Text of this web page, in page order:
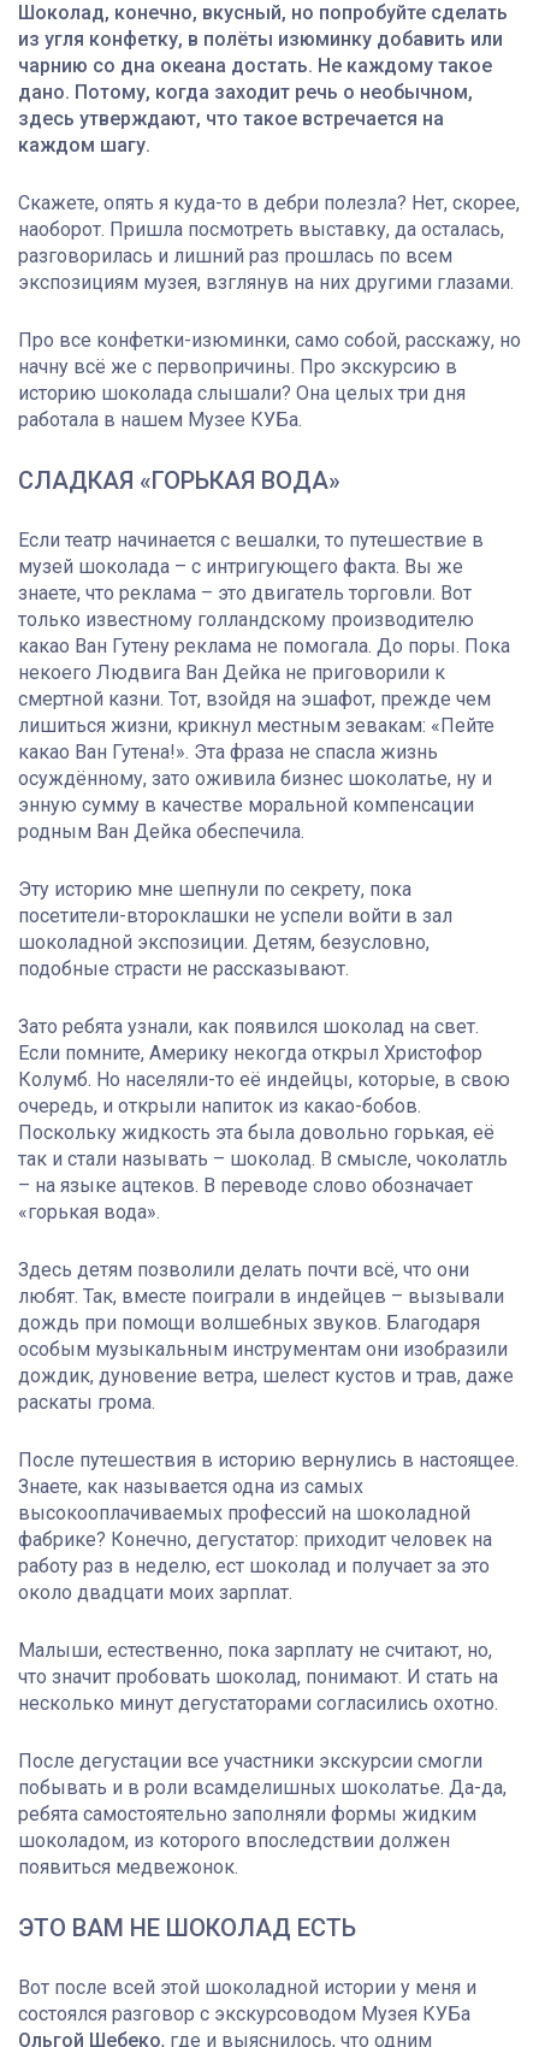
Шоколад, конечно, вкусный, но попробуйте сделать
из угля конфетку, в полёты изюминку добавить или
чарнию со дна океана достать. Не каждому такое
дано. Потому, когда заходит речь о необычном,
здесь утверждают, что такое встречается на
каждом шагу.
Скажете, опять я куда-то в дебри полезла? Нет, скорее,
наоборот. Пришла посмотреть выставку, да осталась,
разговорилась и лишний раз прошлась по всем
экспозициям музея, взглянув на них другими глазами.
Про все конфетки-изюминки, само собой, расскажу, но
начну всё же с первопричины. Про экскурсию в
историю шоколада слышали? Она целых три дня
работала в нашем Музее КУБа.
СЛАДКАЯ «ГОРЬКАЯ ВОДА»
Если театр начинается с вешалки, то путешествие в
музей шоколада – с интригующего факта. Вы же
знаете, что реклама – это двигатель торговли. Вот
только известному голландскому производителю
какао Ван Гутену реклама не помогала. До поры. Пока
некоего Людвига Ван Дейка не приговорили к
смертной казни. Тот, взойдя на эшафот, прежде чем
лишиться жизни, крикнул местным зевакам: «Пейте
какао Ван Гутена!». Эта фраза не спасла жизнь
осуждённому, зато оживила бизнес шоколатье, ну и
энную сумму в качестве моральной компенсации
родным Ван Дейка обеспечила.
Эту историю мне шепнули по секрету, пока
посетители-второклашки не успели войти в зал
шоколадной экспозиции. Детям, безусловно,
подобные страсти не рассказывают.
Зато ребята узнали, как появился шоколад на свет.
Если помните, Америку некогда открыл Христофор
Колумб. Но населяли-то её индейцы, которые, в свою
очередь, и открыли напиток из какао-бобов.
Поскольку жидкость эта была довольно горькая, её
так и стали называть – шоколад. В смысле, чоколатль
– на языке ацтеков. В переводе слово обозначает
«горькая вода».
Здесь детям позволили делать почти всё, что они
любят. Так, вместе поиграли в индейцев – вызывали
дождь при помощи волшебных звуков. Благодаря
особым музыкальным инструментам они изобразили
дождик, дуновение ветра, шелест кустов и трав, даже
раскаты грома.
После путешествия в историю вернулись в настоящее.
Знаете, как называется одна из самых
высокооплачиваемых профессий на шоколадной
фабрике? Конечно, дегустатор: приходит человек на
работу раз в неделю, ест шоколад и получает за это
около двадцати моих зарплат.
Малыши, естественно, пока зарплату не считают, но,
что значит пробовать шоколад, понимают. И стать на
несколько минут дегустаторами согласились охотно.
После дегустации все участники экскурсии смогли
побывать и в роли всамделишных шоколатье. Да-да,
ребята самостоятельно заполняли формы жидким
шоколадом, из которого впоследствии должен
появиться медвежонок.
ЭТО ВАМ НЕ ШОКОЛАД ЕСТЬ
Вот после всей этой шоколадной истории у меня и
состоялся разговор с экскурсоводом Музея КУБа
Ольгой Шебеко, где и выяснилось, что одним